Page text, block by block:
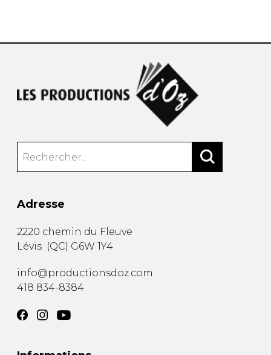
Adresse
2220 chemin du Fleuve
Lévis (QC) G6W 1Y4
info@productionsdoz.com
418 834-8384